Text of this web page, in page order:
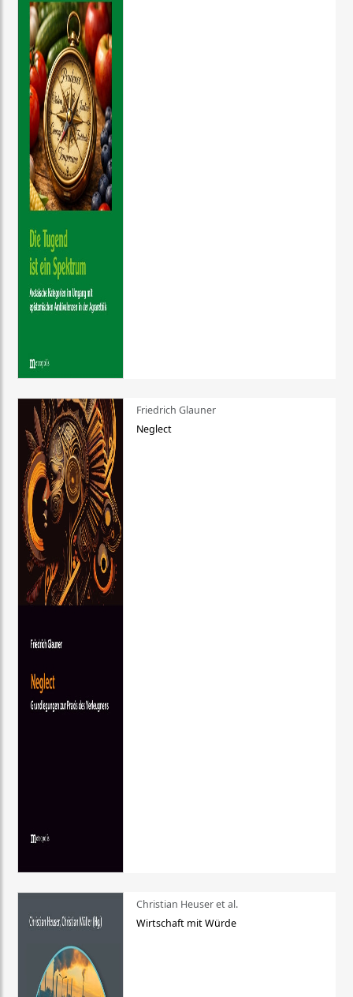
Friedrich Glauner
Neglect
Christian Heuser et al.
Wirtschaft mit Würde